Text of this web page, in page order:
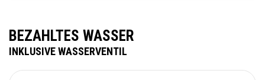
BEZAHLTES WASSER
INKLUSIVE WASSERVENTIL